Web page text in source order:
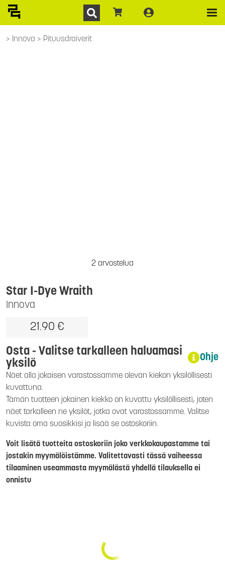
Innova Pituusdraiverit
2 arvostelua
Innova
Star I-Dye Wraith
21.90 €
Osta - Valitse tarkalleen haluamasi
yksilö
Ohje
Näet alla jokaisen varastossamme olevan kiekon yksilöllisesti
kuvattuna.
Tämän tuotteen jokainen kiekko on kuvattu yksilöllisesti, joten
näet tarkalleen ne yksilöt, jotka ovat varastossamme. Valitse
kuvista oma suosikkisi ja lisää se ostoskoriin.
Voit lisätä tuotteita ostoskoriin joko verkkokaupastamme tai
jostakin myymälöistämme. Valitettavasti tässä vaiheessa
tilaaminen useammasta myymälästä yhdellä tilauksella ei
onnistu